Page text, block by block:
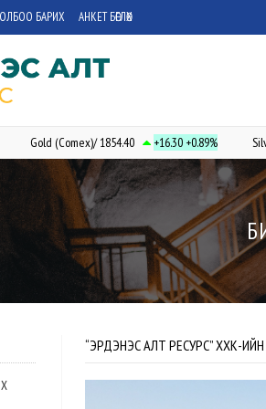
БАРИХ АНКЕТ БӨГЛӨХ
(Comex)/ 1854.40 +16.30+0.89% Silver
“ЭРДЭНЭС АЛТ РЕСУРС” ХХК-